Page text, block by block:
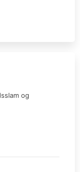
og